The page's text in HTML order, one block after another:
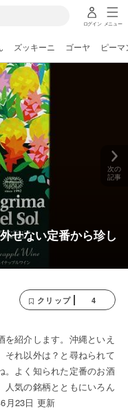
ログイン メニュー
ズッキーニ ゴーヤ ピーマ
せない定番から珍し
次の
記事
クリップ 4
紹介します。沖縄といえ
それ以外は？と尋ねられて
。よく知られた定番のお酒
人気の銘柄とともにいろん
月23日 更新